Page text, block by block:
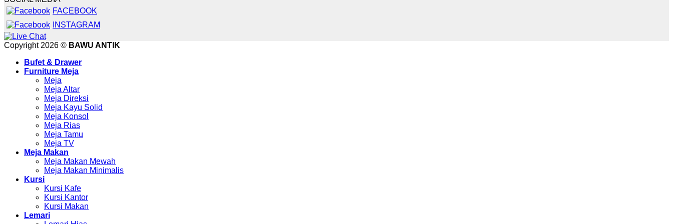
FACEBOOK
INSTAGRAM
Copyright 2026 © BAWU ANTIK
Bufet & Drawer
Furniture Meja
Meja
Meja Altar
Meja Direksi
Meja Kayu Solid
Meja Konsol
Meja Rias
Meja Tamu
Meja TV
Meja Makan
Meja Makan Mewah
Meja Makan Minimalis
Kursi
Kursi Kafe
Kursi Kantor
Kursi Makan
Lemari